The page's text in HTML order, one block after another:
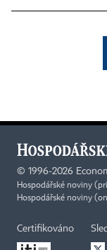
© 1996-2026
Hospodářské noviny
Hospodářské noviny
Certifikováno